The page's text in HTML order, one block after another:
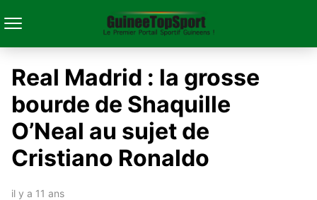
Real Madrid : la grosse
bourde de Shaquille
O’Neal au sujet de
Cristiano Ronaldo
il y a 11 ans